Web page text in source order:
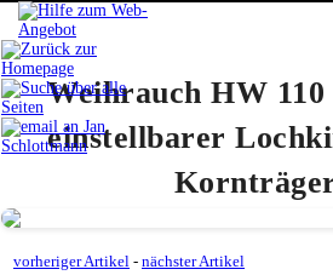
Weihrauch HW
einstellbarer
vorheriger Artikel - nächster Artikel